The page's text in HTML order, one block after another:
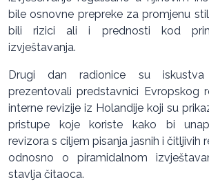
bile osnovne prepreke za promjenu
bili rizici ali i prednosti kod
izvještavanja.
Drugi dan radionice su iskustva
prezentovali predstavnici Evropskog
interne revizije iz Holandije koji su
pristupe koje koriste kako bi
revizora s ciljem pisanja jasnih i čitljivih
odnosno o piramidalnom
stavlja čitaoca.